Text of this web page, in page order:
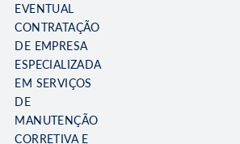
EVENTUAL
CONTRATAÇÃO
DE EMPRESA
ESPECIALIZADA
EM SERVIÇOS
DE
MANUTENÇÃO
CORRETIVA E